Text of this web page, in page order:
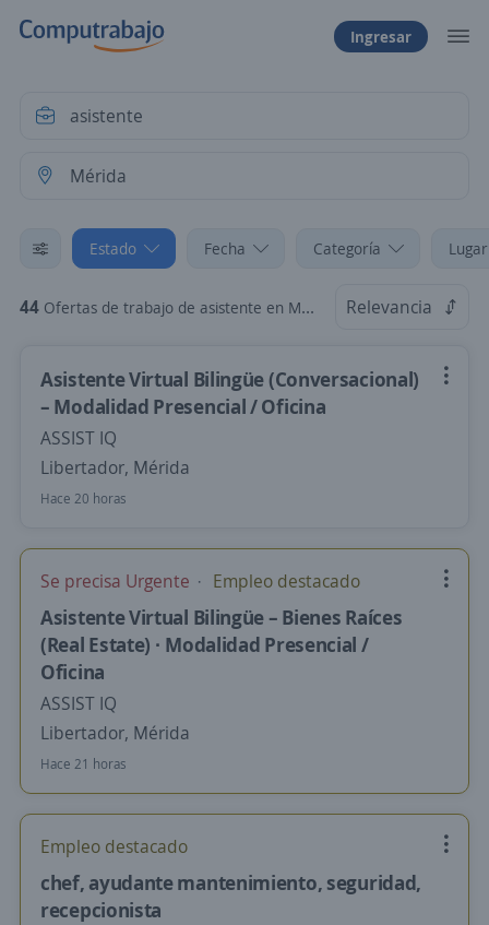
Ingresar
Estado Fecha Categoría
44 Ofertas de trabajo de asistente en Mérida Relevancia
Asistente Virtual Bilingüe (Conversacional)
– Modalidad Presencial / Oficina
ASSIST IQ
Libertador, Mérida
Hace 20 horas
Se precisa Urgente Empleo destacado
Asistente Virtual Bilingüe – Bienes Raíces
(Real Estate) · Modalidad Presencial /
Oficina
ASSIST IQ
Libertador, Mérida
Hace 21 horas
Empleo destacado
chef, ayudante mantenimiento, seguridad,
recepcionista